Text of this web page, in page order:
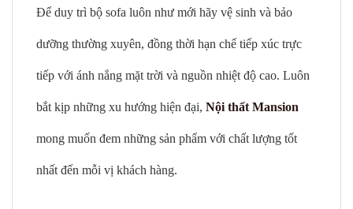
Để duy trì bộ sofa luôn như mới hãy vệ sinh và bảo
dưỡng thường xuyên, đồng thời hạn chế tiếp xúc trực
tiếp với ánh nắng mặt trời và nguồn nhiệt độ cao. Luôn
bắt kịp những xu hướng hiện đại, Nội thất Mansion
mong muốn đem những sản phẩm với chất lượng tốt
nhất đến mỗi vị khách hàng.